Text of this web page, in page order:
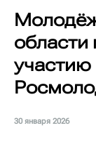
области
30 января 2026